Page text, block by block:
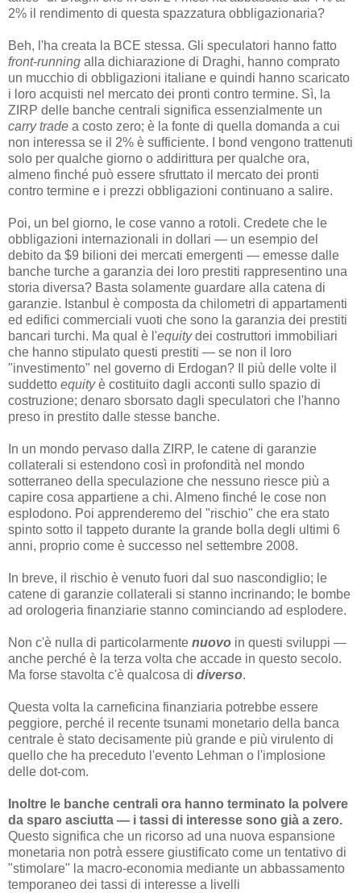
2% il rendimento di questa spazzatura obbligazionaria?
Beh, l'ha creata la BCE stessa. Gli speculatori hanno fatto
front-running alla dichiarazione di Draghi, hanno comprato
un mucchio di obbligazioni italiane e quindi hanno scaricato
i loro acquisti nel mercato dei pronti contro termine. Sì, la
ZIRP delle banche centrali significa essenzialmente un
carry trade a costo zero; è la fonte di quella domanda a cui
non interessa se il 2% è sufficiente. I bond vengono trattenuti
solo per qualche giorno o addirittura per qualche ora,
almeno finché può essere sfruttato il mercato dei pronti
contro termine e i prezzi obbligazioni continuano a salire.
Poi, un bel giorno, le cose vanno a rotoli. Credete che le
obbligazioni internazionali in dollari — un esempio del
debito da $9 bilioni dei mercati emergenti — emesse dalle
banche turche a garanzia dei loro prestiti rappresentino una
storia diversa? Basta solamente guardare alla catena di
garanzie. Istanbul è composta da chilometri di appartamenti
ed edifici commerciali vuoti che sono la garanzia dei prestiti
bancari turchi. Ma qual è l'equitydei costruttori immobiliari
che hanno stipulato questi prestiti — se non il loro
"investimento" nel governo di Erdogan? Il più delle volte il
suddetto equityè costituito dagli acconti sullo spazio di
costruzione; denaro sborsato dagli speculatori che l'hanno
preso in prestito dalle stesse banche.
In un mondo pervaso dalla ZIRP, le catene di garanzie
collaterali si estendono così in profondità nel mondo
sotterraneo della speculazione che nessuno riesce più a
capire cosa appartiene a chi. Almeno finché le cose non
esplodono. Poi apprenderemo del "rischio" che era stato
spinto sotto il tappeto durante la grande bolla degli ultimi 6
anni, proprio come è successo nel settembre 2008.
In breve, il rischio è venuto fuori dal suo nascondiglio; le
catene di garanzie collaterali si stanno incrinando; le bombe
ad orologeria finanziarie stanno cominciando ad esplodere.
Non c'è nulla di particolarmente nuovo in questi sviluppi —
anche perché è la terza volta che accade in questo secolo.
Ma forse stavolta c'è qualcosa di diverso.
Questa volta la carneficina finanziaria potrebbe essere
peggiore, perché il recente tsunami monetario della banca
centrale è stato decisamente più grande e più virulento di
quello che ha preceduto l'evento Lehman o l'implosione
delle dot-com.
Inoltre le banche centrali ora hanno terminato la polvere
da sparo asciutta — i tassi di interesse sono già a zero.
Questo significa che un ricorso ad una nuova espansione
monetaria non potrà essere giustificato come un tentativo di
"stimolare" la macro-economia mediante un abbassamento
temporaneo dei tassi di interesse a livelli